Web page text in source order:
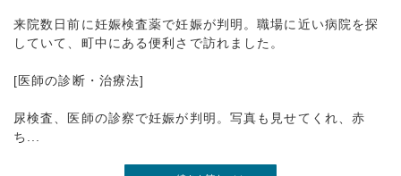
来院数日前に妊娠検査薬で妊娠が判明。職場に近い病院を探
していて、町中にある便利さで訪れました。
[医師の診断・治療法]
尿検査、医師の診察で妊娠が判明。写真も見せてくれ、赤
ち...